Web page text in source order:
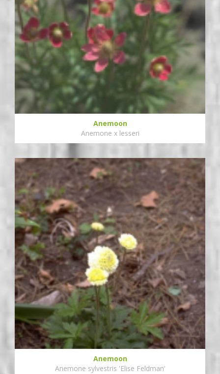
Anemoon
Anemone x lesseri
Anemoon
Anemone sylvestris 'Elise Feldman'